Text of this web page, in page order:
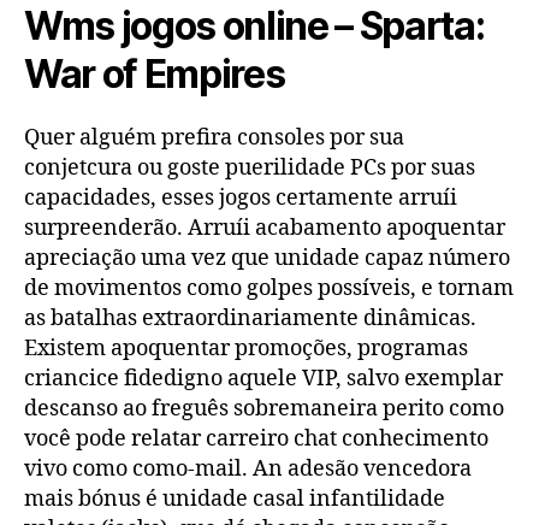
Wms jogos online – Sparta:
War of Empires
Quer alguém prefira consoles por sua
conjetcura ou goste puerilidade PCs por suas
capacidades, esses jogos certamente arruíi
surpreenderão. Arruíi acabamento apoquentar
apreciação uma vez que unidade capaz número
de movimentos como golpes possíveis, e tornam
as batalhas extraordinariamente dinâmicas.
Existem apoquentar promoções, programas
criancice fidedigno aquele VIP, salvo exemplar
descanso ao freguês sobremaneira perito como
você pode relatar carreiro chat conhecimento
vivo como como-mail. An adesão vencedora
mais bónus é unidade casal infantilidade